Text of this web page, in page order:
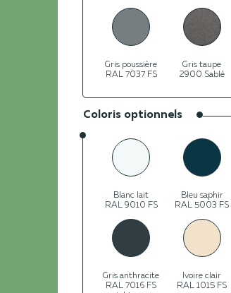
Gris poussière
RAL 7037 FS
Gris taupe
2900 Sablé
Coloris optionnels
Blanc lait
RAL 9010 FS
Bleu saphir
RAL 5003 FS
Gris anthracite
RAL 7016 FS
Ivoire clair
RAL 1015 FS